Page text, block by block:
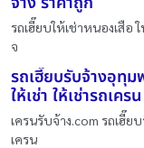
รถเฮี๊ยบให้เช่าหนองเสือ
จ
รถเฮี๊ยบรับจ้างอุทุม
ให้เช่า ให้เช่ารถเคร
เครนรับจ้าง.com รถเฮี๊
เครน